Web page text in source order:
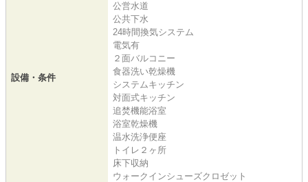
設備・条件
公営水道
公共下水
24時間換気システム
電気有
２面バルコニー
食器洗い乾燥機
システムキッチン
対面式キッチン
追焚機能浴室
浴室乾燥機
温水洗浄便座
トイレ２ヶ所
床下収納
ウォークインシューズクロゼット